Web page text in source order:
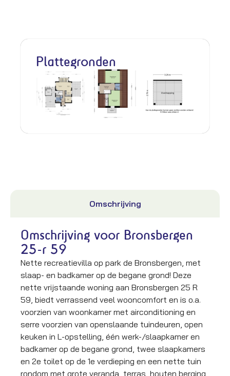
Plattegronden
Omschrijving
Omschrijving voor Bronsbergen
25-r 59
Nette recreatievilla op park de Bronsbergen, met
slaap- en badkamer op de begane grond! Deze
nette vrijstaande woning aan Bronsbergen 25 R
59, biedt verrassend veel wooncomfort en is o.a.
voorzien van woonkamer met airconditioning en
serre voorzien van openslaande tuindeuren, open
keuken in L-opstelling, één werk-/slaapkamer en
badkamer op de begane grond, twee slaapkamers
en 2e toilet op de 1e verdieping en een nette tuin
rondom met grote veranda, terras, houten berging,